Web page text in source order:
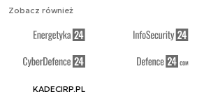
Zobacz również
KADECIRP.PL